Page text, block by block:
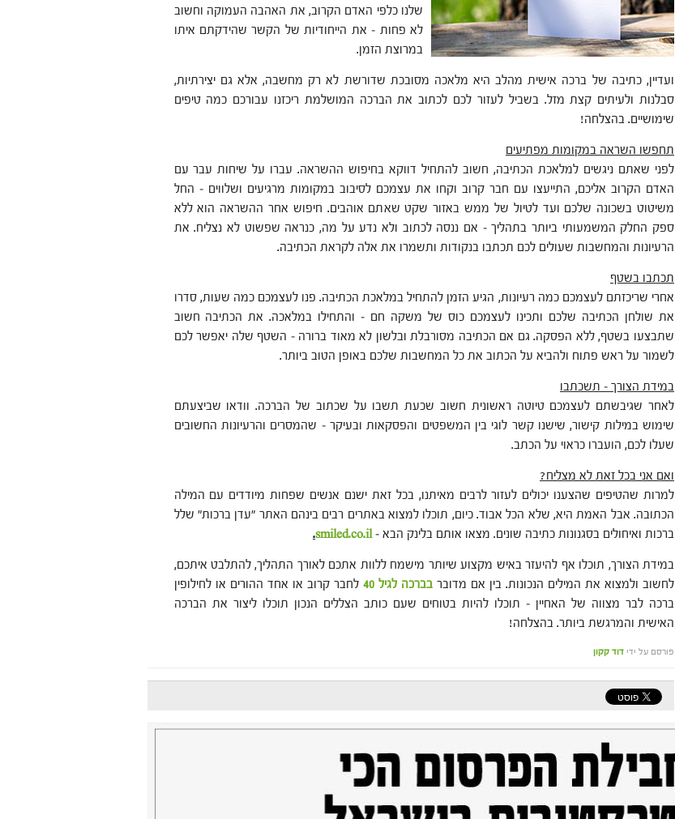
שלנו כלפי האדם הקרוב, את האהבה העמוקה וחשוב
לא פחות – את הייחודיות של הקשר שהידקתם איתו
במרוצת הזמן.
ועדיין, כתיבה של ברכה אישית מהלב היא מלאכה מסובכת שדורשת לא רק מחשבה, אלא גם יצירתיות,
סבלנות ולעיתים קצת מזל. בשביל לעזור לכם לכתוב את הברכה המושלמת ריכזנו עבורכם כמה טיפים
שימושיים. בהצלחה!
תחפשו השראה במקומות מפתיעים
לפני שאתם ניגשים למלאכת הכתיבה, חשוב להתחיל דווקא בחיפוש ההשראה. עברו על שיחות עבר עם
האדם הקרוב אליכם, התייעצו עם חבר קרוב וקחו את עצמכם לסיבוב במקומות מרגיעים ושלווים – החל
משיטוט בשכונה שלכם ועד לטיול של ממש באזור שקט שאתם אוהבים. חיפוש אחר ההשראה הוא ללא
ספק החלק המשמעותי ביותר בתהליך – אם ננסה לכתוב ולא נדע על מה, כנראה שפשוט לא נצליח. את
הרעיונות והמחשבות שעולים לכם תכתבו בנקודות ותשמרו את אלה לקראת הכתיבה.
תכתבו בשטף
אחרי שריכזתם לעצמכם כמה רעיונות, הגיע הזמן להתחיל במלאכת הכתיבה. פנו לעצמכם כמה שעות, סדרו
את שולחן הכתיבה שלכם ותכינו לעצמכם כוס של משקה חם – והתחילו במלאכה. את הכתיבה חשוב
שתבצעו בשטף, ללא הפסקה. גם אם הכתיבה מסורבלת ובלשון לא מאוד ברורה – השטף שלה יאפשר לכם
לשמור על ראש פתוח ולהביא על הכתוב את כל המחשבות שלכם באופן הטוב ביותר.
במידת הצורך – תשכתבו
לאחר שגיבשתם לעצמכם טיוטה ראשונית חשוב שכעת תשבו על שכתוב של הברכה. וודאו שביצעתם
שימוש במילות קישור, שישנו קשר לוגי בין המשפטים והפסקאות ובעיקר – שהמסרים והרעיונות החשובים
שעלו לכם, הועברו כראוי על הכתב.
ואם אני בכל זאת לא מצליח?
למרות שהטיפים שהצענו יכולים לעזור לרבים מאיתנו, בכל זאת ישנם אנשים שפחות מיודדים עם המילה
הכתובה. אבל האמת היא, שלא הכל אבוד. כיום, תוכלו למצוא באתרים רבים בינהם האתר "עדן ברכות" שלל
ברכות ואיחולים בסגנונות כתיבה שונים. מצאו אותם בלינק הבא –smiled.co.il
.
במידת הצורך, תוכלו אף להיעזר באיש מקצוע שיותר מישמח ללוות אתכם לאורך התהליך, להתלבט איתכם,
לחשוב ולמצוא את המילים הנכונות. בין אם מדוברבברכה לגיל 40
לחבר קרוב או אחד ההורים או לחילופין
ברכה לבר מצווה של האחיין – תוכלו להיות בטוחים שעם כותב הצללים הנכון תוכלו ליצור את הברכה
האישית והמרגשת ביותר. בהצלחה!
פורסם על ידי דוד קקון